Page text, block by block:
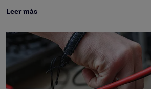
Leer más